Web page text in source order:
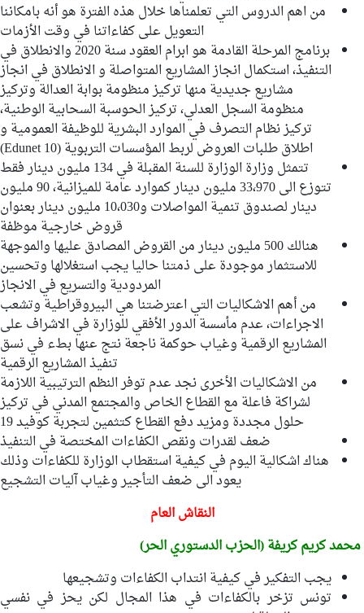
من اهم الدروس التي تعلمناها خلال هذه الفترة هو أنه بامكاننا
التعويل على كفاءاتنا في وقت الأزمات
برنامج المرحلة القادمة هو ابرام العقود سنة 2020 والانطلاق في
التنفيذ، استكمال انجاز المشاريع المتواصلة و الانطلاق في انجاز
مشاريع جديدية منها تركيز منظومة بوابة العدالة وتركيز
منظومة السجل العدلي، تركيز الحوسبة السحابية الوطنية،
تركيز نظام التصرف في الموارد البشرية للوظيفة العمومية و
اطلاق طلبات العروض لربط المؤسسات التربوية (Edunet 10)
تتمثل وزارة الوزارة للسنة المقبلة في 134 مليون دينار فقط
تتوزع الى 33،970 مليون دينار كموارد عامة للميزانية، 90 مليون
دينار لصندوق تنمية المواصلات و10،030 مليون دينار بعنوان
قروض خارجية موظفة
هنالك 500 مليون دينار من القروض المصادق عليها والموجهة
للاستثمار موجودة على ذمتنا حاليا يجب استغلالها وتحسين
المردودية والتسريع في الانجاز
من أهم الاشكاليات التي اعترضتنا هي البيروقراطية وتشعب
الاجراءات، عدم مأسسة الدور الأفقي للوزارة في الاشراف على
المشاريع الرقمية وغياب حوكمة ناجعة نتج عنها بطء في نسق
تنفيذ المشاريع الرقمية
من الاشكاليات الأخرى نجد عدم توفر النظم الترتيبية اللازمة
لشراكة فاعلة مع القطاع الخاص والمجتمع المدني في تركيز
حلول مجددة ومزيد دفع القطاع كتثمين لتجربة كوفيد 19
ضعف لقدرات ونقص الكفاءات المختصة في التنفيذ
هناك اشكالية اليوم في كيفية استقطاب الوزارة للكفاءات وذلك
يعود الى ضعف التأجير وغياب آليات التشجيع
النقاش العام
محمد كريم كريفة (الحزب الدستوري الحر)
يجب التفكير في كيفية انتداب الكفاءات وتشجيعها
تونس تزخر بالكفاءات في هذا المجال لكن يحز في نفسي